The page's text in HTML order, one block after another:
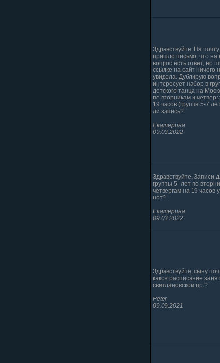
Здравствуйте. На почту
пришло письмо, что на
вопрос есть ответ, но
ссылке на сайт ничего
увидела. Дублирую
интересует набор в
детского танца на
по вторникам и
19 часов (группа 5-7
ли запись?
Екатерина
09.03.2022
Здравствуйте. Записи
группы 5- лет по
четвергам на 19 часов
нет?
Екатерина
09.03.2022
Здравствуйте, сыну
какое расписание
светлановском пр.?
Peter
09.09.2021